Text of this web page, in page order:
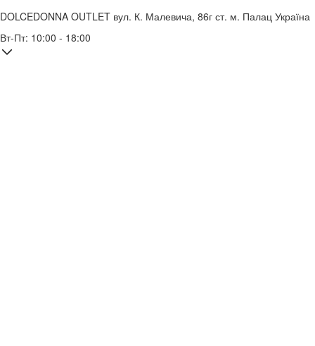
DOLCEDONNA OUTLET вул. К. Малевича, 86г ст. м. Палац Україна
Вт-Пт: 10:00 - 18:00